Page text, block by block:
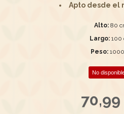
Apto desde el
Alto: 80
Largo: 100
Peso:
No